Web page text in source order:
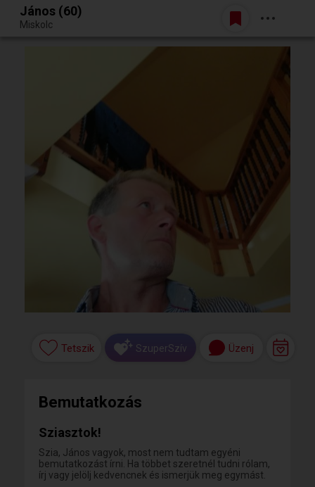
Egy jó randiból bármi lehet.
Belépés
János (60)
Miskolc
Tetszik SzuperSzív Üzenj
Bemutatkozás
Sziasztok!
Szia, János vagyok, most nem tudtam egyéni
bemutatkozást írni. Ha többet szeretnél tudni rólam,
írj vagy jelölj kedvencnek és ismerjük meg egymást.